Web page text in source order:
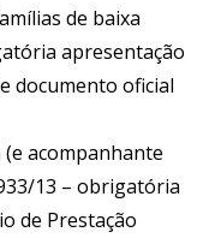
de baixa
apresentação
documento oficial
acompanhante
13 – obrigatória
de Prestação